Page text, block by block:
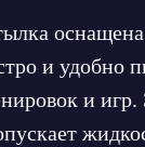
и удобно
и